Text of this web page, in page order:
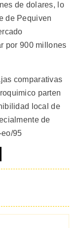
de dolares, lo
de Pequiven
por 900 millones
comparativas
parten
local de
de
95